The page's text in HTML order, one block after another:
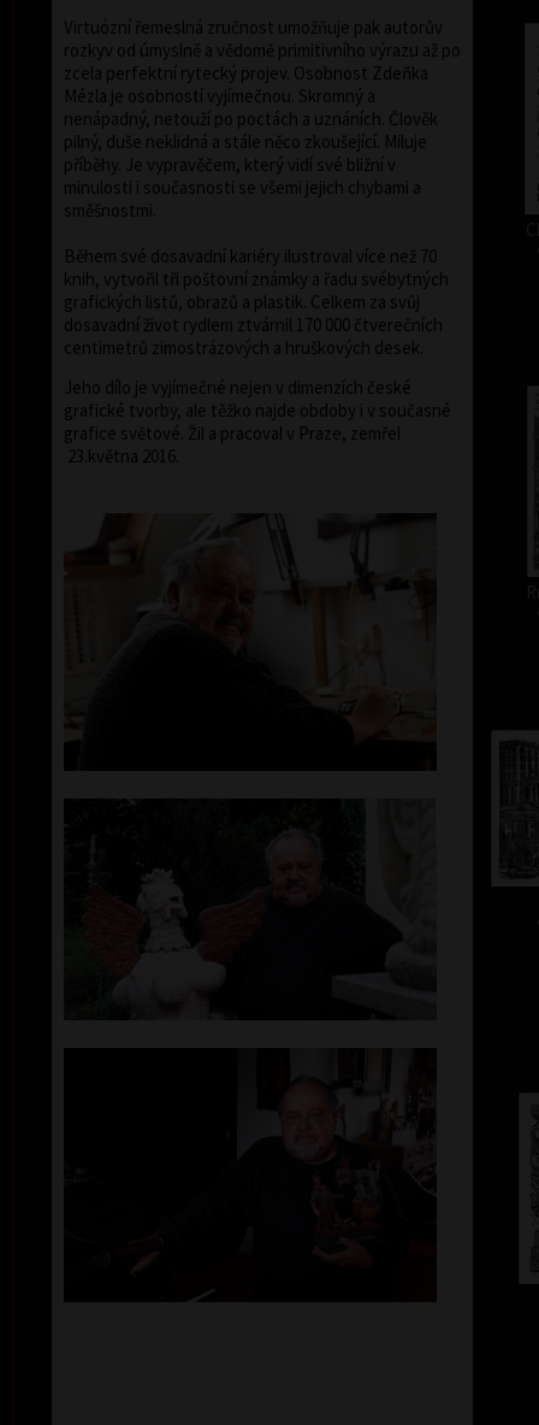
Virtuózní řemeslná zručnost umožňuje pak autorův
rozkyv od úmyslně a vědomě primitivního výrazu až po
zcela perfektní rytecký projev. Osobnost Zdeňka
Mézla je osobností vyjímečnou. Skromný a
nenápadný, netouží po poctách a uznáních. Člověk
pilný, duše neklidná a stále něco zkoušející. Miluje
příběhy. Je vypravěčem, který vidí své bližní v
minulosti i současnosti se všemi jejich chybami a
směšnostmi.
Během své dosavadní kariéry ilustroval více než 70
knih, vytvořil tři poštovní známky a řadu svébytných
grafických listů, obrazů a plastik. Celkem za svůj
dosavadní život rydlem ztvárnil 170 000 čtverečních
centimetrů zimostrázových a hruškových desek.
Jeho dílo je vyjímečné nejen v dimenzích české
grafické tvorby, ale těžko najde obdoby i v současné
grafice světové. Žil a pracoval v Praze, zemřel
23.května 2016.